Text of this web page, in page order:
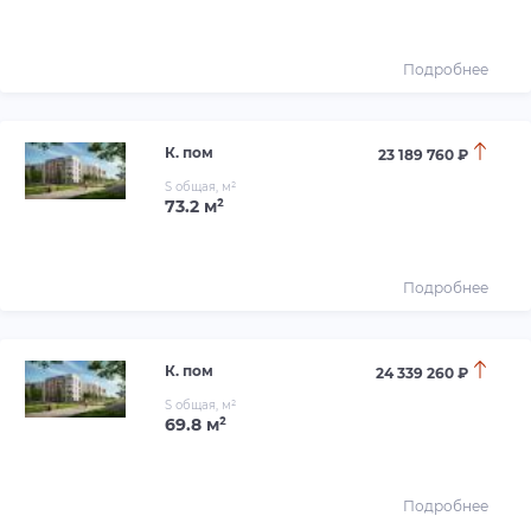
Подробнее
К. пом 23 189 760 ₽
S общая, м²
73.2 м²
Подробнее
К. пом 24 339 260 ₽
S общая, м²
69.8 м²
Подробнее